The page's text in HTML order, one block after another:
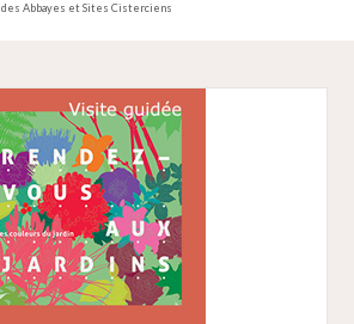
des Abbayes et Sites Cisterciens